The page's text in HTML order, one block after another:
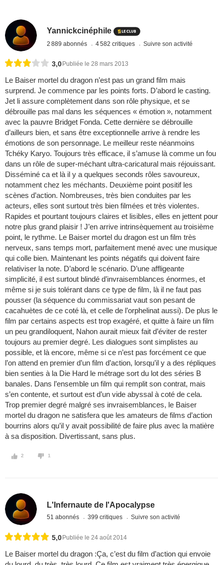
Yannickcinéphile
2 889 abonnés 4 582 critiques Suivre son activité
3,0 Publiée le 28 mars 2013
Le Baiser mortel du dragon n’est pas un grand film mais
surprend. Je commence par les points forts. D’abord le casting.
Jet li assure complètement dans son rôle physique, et se
débrouille pas mal dans les séquences « émotion », notamment
avec la pauvre Bridget Fonda. Cette dernière se débrouille
d’ailleurs bien, et sans être exceptionnelle arrive à rendre les
émotions de son personnage. Le meilleur reste néanmoins
Tchéky Karyo. Toujours très efficace, il s’amuse là comme un fou
dans un rôle de super-méchant ultra-caricatural mais réjouissant.
Disséminé ca et là il y a quelques seconds rôles savoureux,
notamment chez les méchants. Deuxième point positif les
scènes d’action. Nombreuses, très bien conduites par les
acteurs, elles sont surtout très bien filmées et très violentes.
Rapides et pourtant toujours claires et lisibles, elles en jettent pour
notre plus grand plaisir ! J’en arrive intrinsèquement au troisième
point, le rythme. Le Baiser mortel du dragon est un film très
nerveux, sans temps mort, parfaitement mené avec une musique
qui colle bien. Maintenant les points négatifs qui doivent faire
relativiser la note. D’abord le scénario. D’une affligeante
simplicité, il est surtout blindé d’invraisemblances énormes, et
même si je suis tolérant dans ce type de film, là il ne faut pas
pousser (la séquence du commissariat vaut son pesant de
cacahuètes de ce coté là, et celle de l’orphelinat aussi). De plus le
film par certains aspects est trop exagéré, et quitte à faire un film
un peu grandiloquent, Nahon aurait mieux fait d’éviter de rester
toujours au premier degré. Les dialogues sont simplistes au
possible, et là encore, même si ce n’est pas forcément ce que
l’on attend en premier d’un film d’action, lorsqu’il y a des répliques
bien senties à la Die Hard le métrage sort du lot des séries B
banales. Dans l’ensemble un film qui remplit son contrat, mais
s’en contente, et surtout est d’un vide abyssal à coté de cela.
Trop premier degré malgré ses invraisemblances, le Baiser
mortel du dragon ne satisfera que les amateurs de films d’action
bourrins alors qu’il y avait possibilité de faire plus avec la matière
à sa disposition. Divertissant, sans plus.
2 1
L'Infernaute de l'Apocalypse
51 abonnés 399 critiques Suivre son activité
5,0 Publiée le 24 août 2014
Le Baiser mortel du dragon :Ça, c’est du film d’action qui envoie